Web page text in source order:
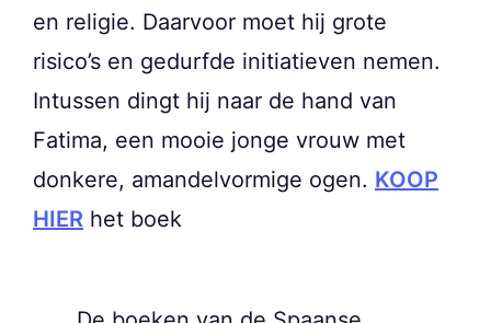
en religie. Daarvoor moet hij grote
risico’s en gedurfde initiatieven nemen.
Intussen dingt hij naar de hand van
Fatima, een mooie jonge vrouw met
donkere, amandelvormige ogen. KOOP
HIER het boek